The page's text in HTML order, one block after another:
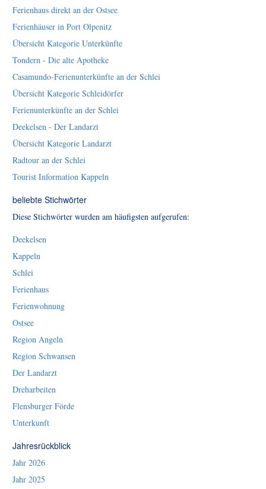
Ferienhaus direkt an der Ostsee
Ferienhäuser in Port Olpenitz
Übersicht Kategorie Unterkünfte
Tondern - Die alte Apotheke
Casamundo-Ferienunterkünfte an der Schlei
Übersicht Kategorie Schleidörfer
Ferienunterkünfte an der Schlei
Deekelsen - Der Landarzt
Übersicht Kategorie Landarzt
Radtour an der Schlei
Tourist Information Kappeln
beliebte Stichwörter
Diese Stichwörter wurden am häufigsten aufgerufen:
Deekelsen
Kappeln
Schlei
Ferienhaus
Ferienwohnung
Ostsee
Region Angeln
Region Schwansen
Der Landarzt
Dreharbeiten
Flensburger Förde
Unterkunft
Jahresrückblick
Jahr 2026
Jahr 2025